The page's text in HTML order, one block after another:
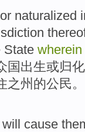
or naturalized
State wherein
国出生或归化
之州 的公民。
will cause